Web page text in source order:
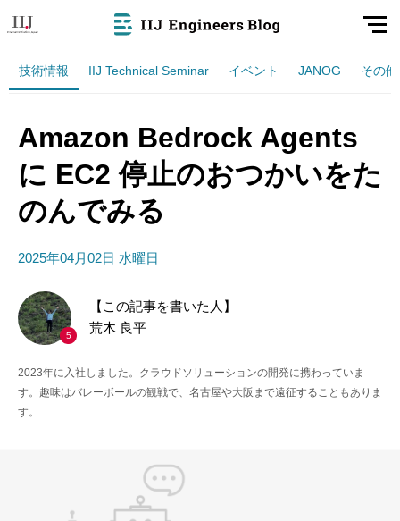
技術情報 IIJ Technical Seminar イベント JANOG その他
Amazon Bedrock Agents
に EC2 停止のおつかいをた
のんでみる
2025年04月02日 水曜日
5
【この記事を書いた人】
荒木 良平
2023年に入社しました。クラウドソリューションの開発に携わっていま
す。趣味はバレーボールの観戦で、名古屋や大阪まで遠征することもありま
す。